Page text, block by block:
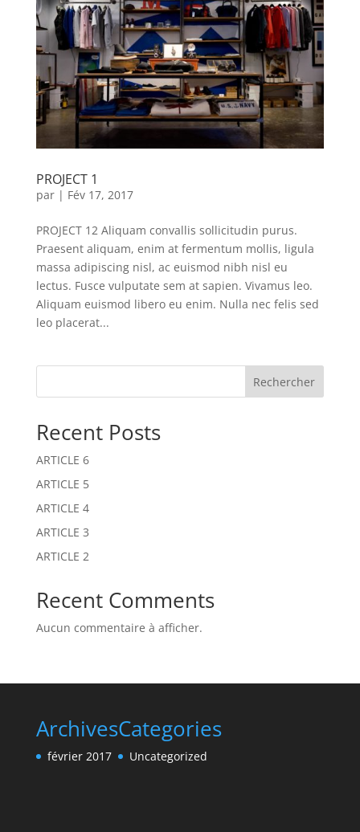
PROJECT 1
par | Fév 17, 2017
PROJECT 12 Aliquam convallis sollicitudin purus.
Praesent aliquam, enim at fermentum mollis, ligula
massa adipiscing nisl, ac euismod nibh nisl eu
lectus. Fusce vulputate sem at sapien. Vivamus leo.
Aliquam euismod libero eu enim. Nulla nec felis sed
leo placerat...
Rechercher
Recent Posts
ARTICLE 6
ARTICLE 5
ARTICLE 4
ARTICLE 3
ARTICLE 2
Recent Comments
Aucun commentaire à afficher.
Archives
février 2017
Categories
Uncategorized